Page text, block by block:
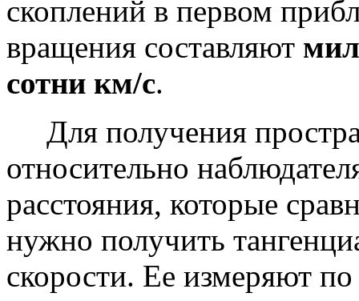
скоплений в первом
вращения составляют
сотни км/с.
Для получения
относительно
расстояния, которые
нужно получить
скорости. Ее измеряют